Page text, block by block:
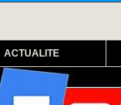
ACTUALITE